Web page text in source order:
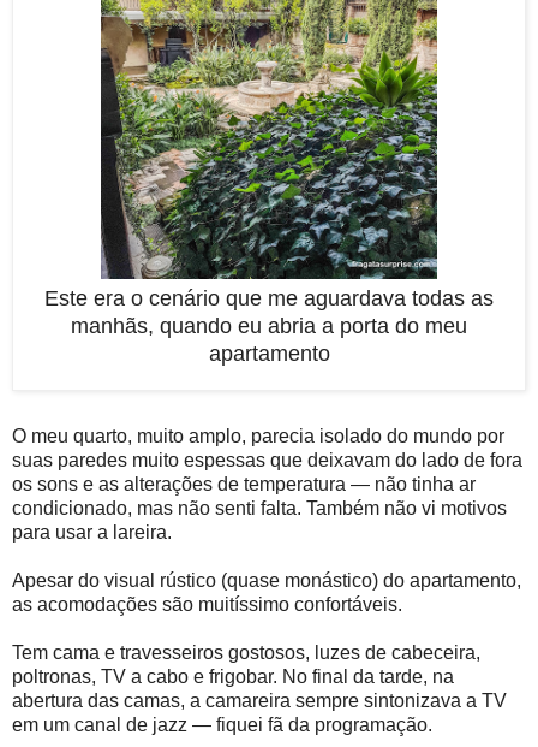
Este era o cenário que me aguardava todas as
manhãs, quando eu abria a porta do meu
apartamento
O meu quarto, muito amplo, parecia isolado do mundo por
suas paredes muito espessas que deixavam do lado de fora
os sons e as alterações de temperatura — não tinha ar
condicionado, mas não senti falta. Também não vi motivos
para usar a lareira.
Apesar do visual rústico (quase monástico) do apartamento,
as acomodações são muitíssimo confortáveis.
Tem cama e travesseiros gostosos, luzes de cabeceira,
poltronas, TV a cabo e frigobar. No final da tarde, na
abertura das camas, a camareira sempre sintonizava a TV
em um canal de jazz — fiquei fã da programação.